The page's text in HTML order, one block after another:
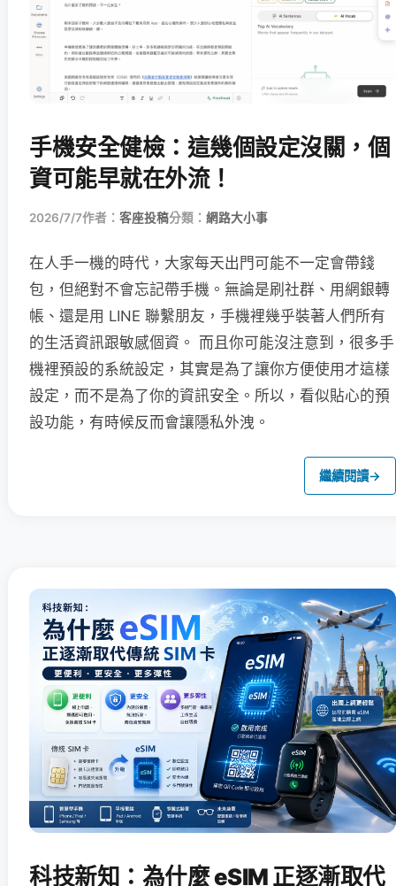
手機安全健檢：這幾個設定沒關，個
資可能早就在外流！
2026/7/7作者： 客座投稿分類： 網路大小事
在人手一機的時代，大家每天出門可能不一定會帶錢
包，但絕對不會忘記帶手機。無論是刷社群、用網銀轉
帳、還是用 LINE 聯繫朋友，手機裡幾乎裝著人們所有
的生活資訊跟敏感個資。 而且你可能沒注意到，很多手
機裡預設的系統設定，其實是為了讓你方便使用才這樣
設定，而不是為了你的資訊安全。所以，看似貼心的預
設功能，有時候反而會讓隱私外洩。
繼續閱讀→
科技新知：為什麼 eSIM 正逐漸取代